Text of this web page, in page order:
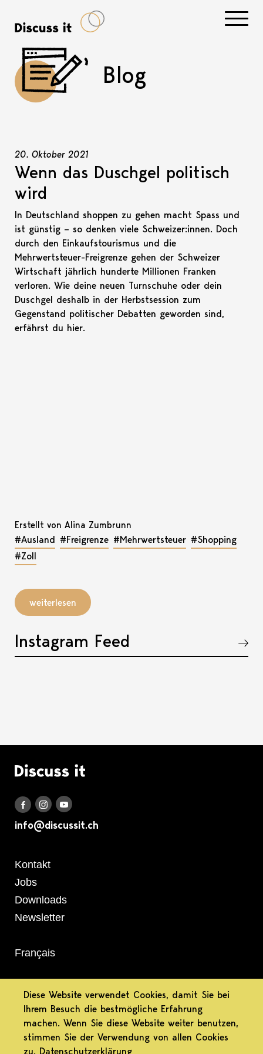
Blog
20. Oktober 2021
Wenn das Duschgel politisch
wird
In Deutschland shoppen zu gehen macht Spass und
ist günstig – so denken viele Schweizer:innen. Doch
durch den Einkaufstourismus und die
Mehrwertsteuer-Freigrenze gehen der Schweizer
Wirtschaft jährlich hunderte Millionen Franken
verloren. Wie deine neuen Turnschuhe oder dein
Duschgel deshalb in der Herbstsession zum
Gegenstand politischer Debatten geworden sind,
erfährst du hier.
Erstellt von Alina Zumbrunn
#Ausland #Freigrenze #Mehrwertsteuer #Shopping
#Zoll
weiterlesen
Instagram Feed
Akkordeon öffnen, bzw. schliessen
Logo Discuss it
Discuss it auf Facebook
Discuss it auf Instagram
Discuss it auf Youtube
info@discussit.ch
Metanavigation
Kontakt
Jobs
Downloads
Newsletter
Français
informiert.
bewusst.
differenziert.
Diese Website verwendet Cookies, damit Sie bei
Ihrem Besuch die bestmögliche Erfahrung
machen. Wenn Sie diese Website weiter benutzen,
stimmen Sie der Verwendung von allen Cookies
zu. Datenschutzerklärung